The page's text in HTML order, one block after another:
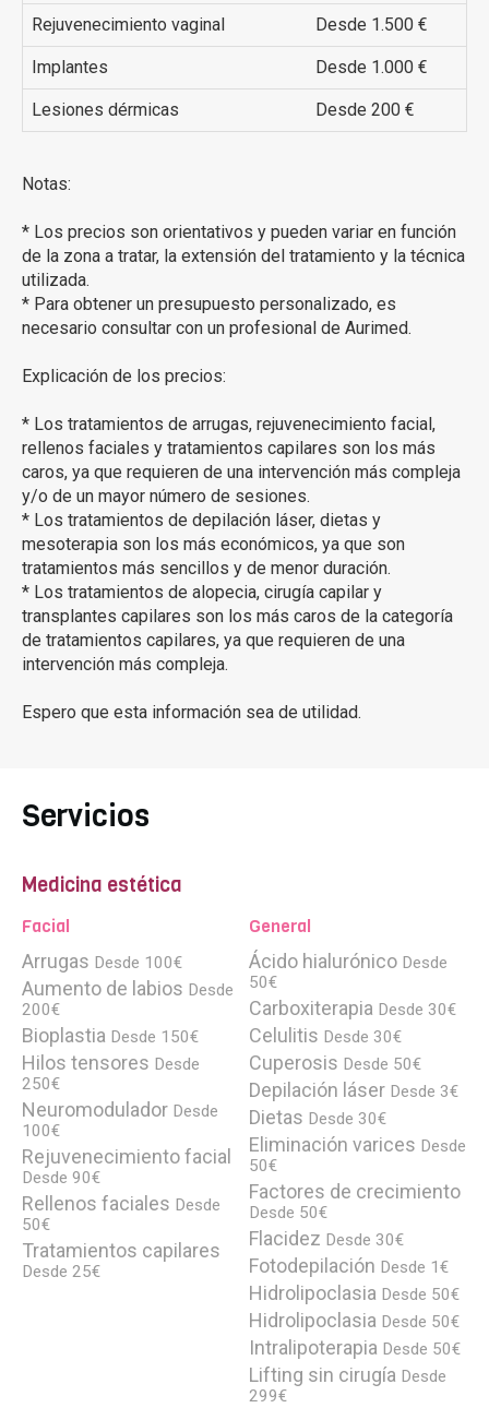
Rejuvenecimiento vaginal Desde 1.500 €
Implantes Desde 1.000 €
Lesiones dérmicas Desde 200 €
Notas:
* Los precios son orientativos y pueden variar en función
de la zona a tratar, la extensión del tratamiento y la técnica
utilizada.
* Para obtener un presupuesto personalizado, es
necesario consultar con un profesional de Aurimed.
Explicación de los precios:
* Los tratamientos de arrugas, rejuvenecimiento facial,
rellenos faciales y tratamientos capilares son los más
caros, ya que requieren de una intervención más compleja
y/o de un mayor número de sesiones.
* Los tratamientos de depilación láser, dietas y
mesoterapia son los más económicos, ya que son
tratamientos más sencillos y de menor duración.
* Los tratamientos de alopecia, cirugía capilar y
transplantes capilares son los más caros de la categoría
de tratamientos capilares, ya que requieren de una
intervención más compleja.
Espero que esta información sea de utilidad.
Servicios
Medicina estética
Facial
Arrugas Desde 100€
Aumento de labios Desde
200€
Bioplastia Desde 150€
Hilos tensores Desde
250€
Neuromodulador Desde
100€
Rejuvenecimiento facial
Desde 90€
Rellenos faciales Desde
50€
Tratamientos capilares
Desde 25€
General
Ácido hialurónico Desde
50€
Carboxiterapia Desde 30€
Celulitis Desde 30€
Cuperosis Desde 50€
Depilación láser Desde 3€
Dietas Desde 30€
Eliminación varices Desde
50€
Factores de crecimiento
Desde 50€
Flacidez Desde 30€
Fotodepilación Desde 1€
Hidrolipoclasia Desde 50€
Hidrolipoclasia Desde 50€
Intralipoterapia Desde 50€
Lifting sin cirugía Desde
299€